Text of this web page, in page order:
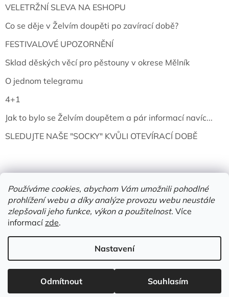
Používáme cookies, abychom Vám umožnili pohodlné
prohlížení webu a díky analýze provozu webu neustále
zlepšovali jeho funkce, výkon a použitelnost. Více
informacízde.
Nastavení
Odmítnout Souhlasím
VELETRŽNÍ SLEVA NA ESHOPU
Co se děje v Želvím doupěti po zavírací době?
FESTIVALOVÉ UPOZORNĚNÍ
Sklad děských věcí pro pěstouny v okrese Mělník
O jednom telegramu
4+1
Jak to bylo se Želvím doupětem a pár informací navíc...
SLEDUJTE NAŠE "SOCKY" KVŮLI OTEVÍRACÍ DOBĚ
Vytvořil Shoptet
Copyright 2026Želví doupě | knihy & vinyly | Mělník. Všechna
práva vyhrazena.
Upravit nastavení cookies